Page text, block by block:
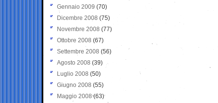
Gennaio 2009 (70)
Dicembre 2008 (75)
Novembre 2008 (77)
Ottobre 2008 (67)
Settembre 2008 (56)
Agosto 2008 (39)
Luglio 2008 (50)
Giugno 2008 (55)
Maggio 2008(63)